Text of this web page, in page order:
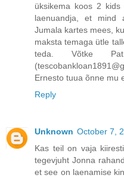
üksikema koos 2
laenuandja, et mind
Jumala kartes mees,
maksta temaga ütle
teda. Võtke
Ernesto tuua õnne mu
Reply
Unknown October 7,
Kas teil on vaja
tegevjuht Jonna
et see on laenamise